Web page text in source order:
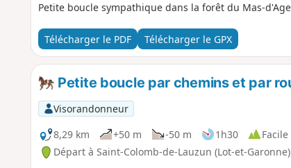
Petite boucle sympathique dans la forêt du Mas-
Télécharger le PDF Télécharger le GPX
Petite boucle par chemins et par
Visorandonneur
8,29 km
+50 m -50 m 1h30
Facile
Départ à Saint-Colomb-de-Lauzun (Lot-et-Garonne)